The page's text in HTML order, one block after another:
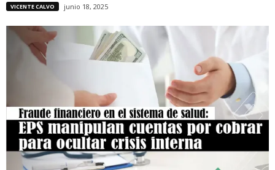
VICENTE CALVO junio 18, 2025